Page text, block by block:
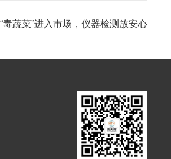
“毒蔬菜”进入市场，仪器检测放安心